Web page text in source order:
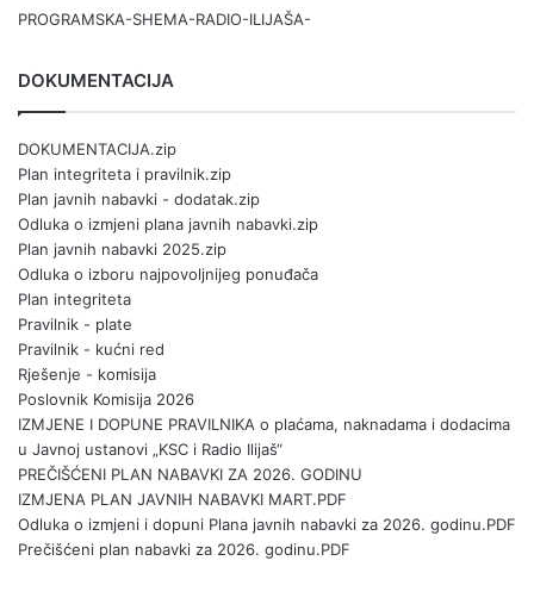
PROGRAMSKA-SHEMA-RADIO-ILIJAŠA-
DOKUMENTACIJA
DOKUMENTACIJA.zip
Plan integriteta i pravilnik.zip
Plan javnih nabavki - dodatak.zip
Odluka o izmjeni plana javnih nabavki.zip
Plan javnih nabavki 2025.zip
Odluka o izboru najpovoljnijeg ponuđača
Plan integriteta
Pravilnik - plate
Pravilnik - kućni red
Rješenje - komisija
Poslovnik Komisija 2026
IZMJENE I DOPUNE PRAVILNIKA o plaćama, naknadama i dodacima
u Javnoj ustanovi „KSC i Radio Ilijaš“
PREČIŠĆENI PLAN NABAVKI ZA 2026. GODINU
IZMJENA PLAN JAVNIH NABAVKI MART.PDF
Odluka o izmjeni i dopuni Plana javnih nabavki za 2026. godinu.PDF
Prečišćeni plan nabavki za 2026. godinu.PDF